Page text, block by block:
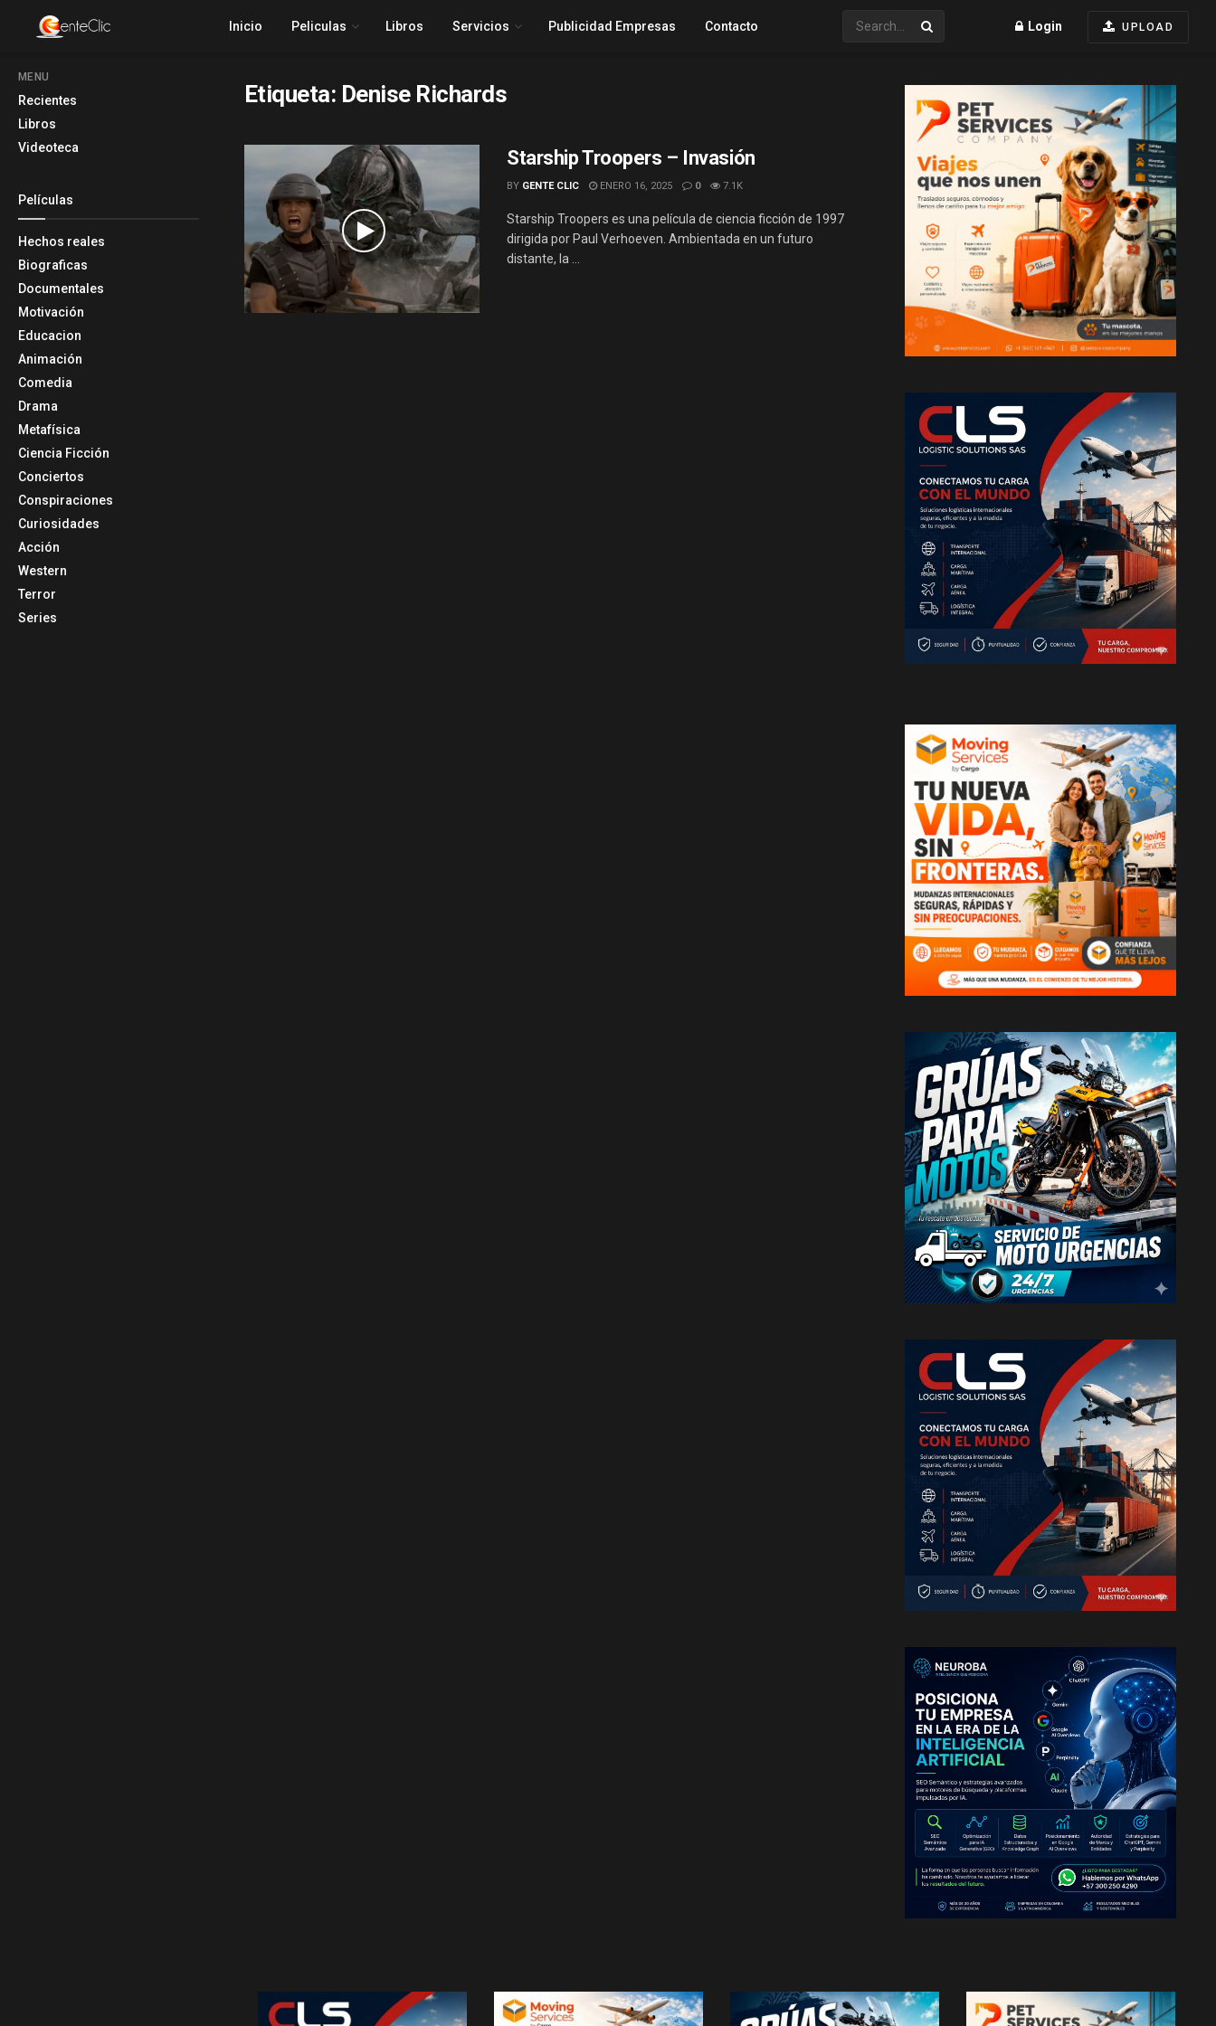
MENU
Recientes
Libros
Videoteca
Películas
Hechos reales
Biograficas
Documentales
Motivación
Educacion
Animación
Comedia
Drama
Metafísica
Ciencia Ficción
Conciertos
Conspiraciones
Curiosidades
Acción
Western
Terror
Series
Inicio Peliculas Libros Servicios Publicidad Empresas Contacto Login UPLOAD
Etiqueta: Denise Richards
Starship Troopers – Invasión
BY GENTE CLIC ENERO 16, 2025 0 7.1K
Starship Troopers es una película de ciencia ficción de 1997
dirigida por Paul Verhoeven. Ambientada en un futuro
distante, la ...